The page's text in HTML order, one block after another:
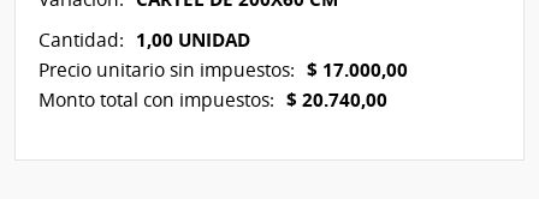
Cantidad: 1,00 UNIDAD
Precio unitario sin impuestos: $ 17.000,00
Monto total con impuestos: $ 20.740,00